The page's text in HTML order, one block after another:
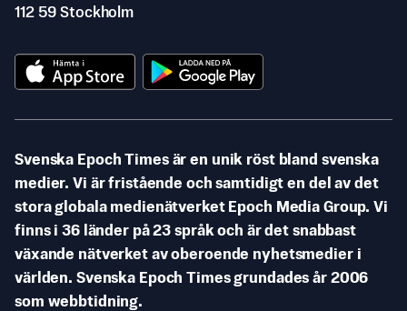
112 59 Stockholm
Svenska Epoch Times är en unik röst bland svenska
medier. Vi är fristående och samtidigt en del av det
stora globala medienätverket Epoch Media Group. Vi
finns i 36 länder på 23 språk och är det snabbast
växande nätverket av oberoende nyhetsmedier i
världen. Svenska Epoch Times grundades år 2006
som webbtidning.